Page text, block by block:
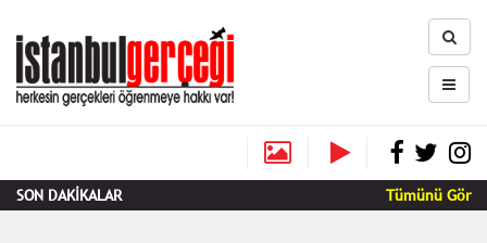
SON DAKİKALAR Tümünü Gör